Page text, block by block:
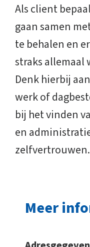
Als client
gaan samen
te behalen en
straks allemaal
Denk hierbij
werk of
bij het vinden
en
zelfvertrouwen.
Meer